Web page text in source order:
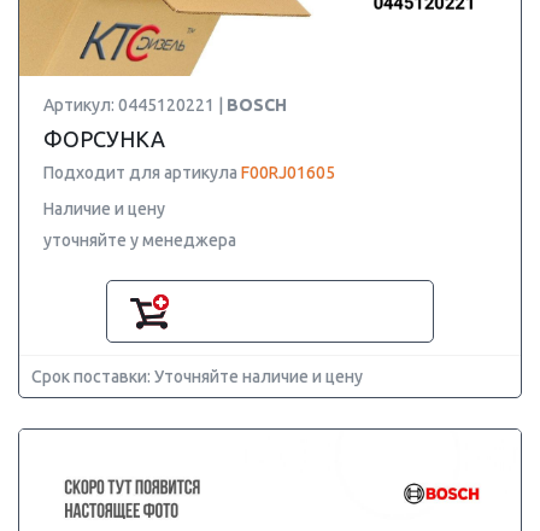
Артикул: 0445120221 | BOSCH
ФОРСУНКА
Подходит для артикула F00RJ01605
Наличие и цену
уточняйте у менеджера
Срок поставки: Уточняйте наличие и цену